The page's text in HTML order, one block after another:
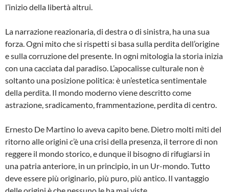
l’inizio della libertà altrui.
La narrazione reazionaria, di destra o di sinistra, ha una sua
forza. Ogni mito che si rispetti si basa sulla perdita dell’origine
e sulla corruzione del presente. In ogni mitologia la storia inizia
con una cacciata dal paradiso. L’apocalisse culturale non è
soltanto una posizione politica: è un’estetica sentimentale
della perdita. Il mondo moderno viene descritto come
astrazione, sradicamento, frammentazione, perdita di centro.
Ernesto De Martino lo aveva capito bene. Dietro molti miti del
ritorno alle origini c’è una crisi della presenza, il terrore di non
reggere il mondo storico, e dunque il bisogno di rifugiarsi in
una patria anteriore, in un principio, in un Ur-mondo. Tutto
deve essere più originario, più puro, più antico. Il vantaggio
delle origini è che nessuno le ha mai viste.